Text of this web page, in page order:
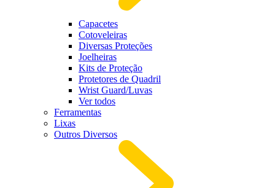
Capacetes
Cotoveleiras
Diversas Proteções
Joelheiras
Kits de Proteção
Protetores de Quadril
Wrist Guard/Luvas
Ver todos
Ferramentas
Lixas
Outros Diversos